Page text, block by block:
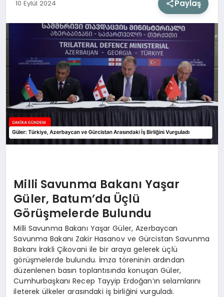
SIYASET
DÜNYA
EĞITIM
10 Eylül 2024 Paylaş
Milli Savunma Bakanı Yaşar
Güler, Batum’da Üçlü
Görüşmelerde Bulundu
Milli Savunma Bakanı Yaşar Güler, Azerbaycan
Savunma Bakanı Zakir Hasanov ve Gürcistan Savunma
Bakanı İrakli Çikovani ile bir araya gelerek üçlü
görüşmelerde bulundu. İmza töreninin ardından
düzenlenen basın toplantısında konuşan Güler,
Cumhurbaşkanı Recep Tayyip Erdoğan’ın selamlarını
ileterek ülkeler arasındaki iş birliğini vurguladı.